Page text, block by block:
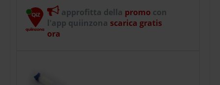
approfitta della promo con
l'app quiinzona scarica gratis
ora